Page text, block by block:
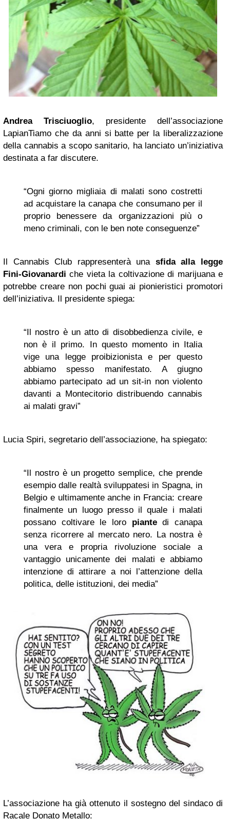
Andrea Trisciuoglio, presidente dell’associazione
LapianTiamo che da anni si batte per la liberalizzazione
della cannabis a scopo sanitario, ha lanciato un’iniziativa
destinata a far discutere.
“Ogni giorno migliaia di malati sono costretti
ad acquistare la canapa che consumano per il
proprio benessere da organizzazioni più o
meno criminali, con le ben note conseguenze”
Il Cannabis Club rappresenterà una sfida alla legge
Fini-Giovanardi che vieta la coltivazione di marijuana e
potrebbe creare non pochi guai ai pionieristici promotori
dell’iniziativa. Il presidente spiega:
“Il nostro è un atto di disobbedienza civile, e
non è il primo. In questo momento in Italia
vige una legge proibizionista e per questo
abbiamo spesso manifestato. A giugno
abbiamo partecipato ad un sit-in non violento
davanti a Montecitorio distribuendo cannabis
ai malati gravi”
Lucia Spiri, segretario dell’associazione, ha spiegato:
“Il nostro è un progetto semplice, che prende
esempio dalle realtà sviluppatesi in Spagna, in
Belgio e ultimamente anche in Francia: creare
finalmente un luogo presso il quale i malati
possano coltivare le loro piantedi canapa
senza ricorrere al mercato nero. La nostra è
una vera e propria rivoluzione sociale a
vantaggio unicamente dei malati e abbiamo
intenzione di attirare a noi l’attenzione della
politica, delle istituzioni, dei media”
L’associazione ha già ottenuto il sostegno del sindaco di
Racale Donato Metallo: